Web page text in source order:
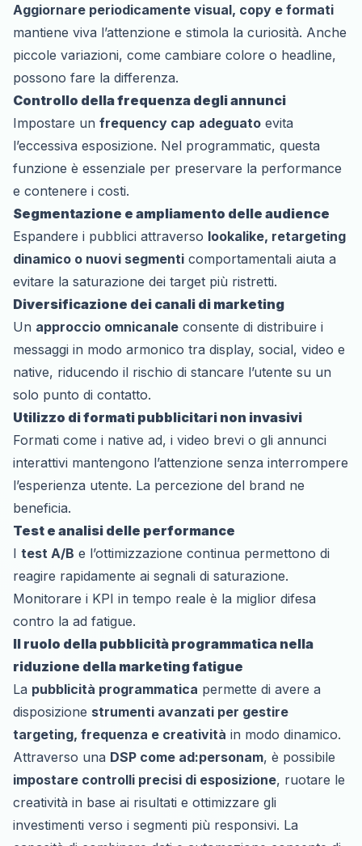
Aggiornare periodicamente visual, copy e formati
mantiene viva l’attenzione e stimola la curiosità. Anche
piccole variazioni, come cambiare colore o headline,
possono fare la differenza.
Controllo della frequenza degli annunci
Impostare un frequency cap adeguato evita
l’eccessiva esposizione. Nel programmatic, questa
funzione è essenziale per preservare la performance
e contenere i costi.
Segmentazione e ampliamento delle audience
Espandere i pubblici attraverso lookalike, retargeting
dinamico o nuovi segmenti comportamentali aiuta a
evitare la saturazione dei target più ristretti.
Diversificazione dei canali di marketing
Un approccio omnicanale consente di distribuire i
messaggi in modo armonico tra display, social, video e
native, riducendo il rischio di stancare l’utente su un
solo punto di contatto.
Utilizzo di formati pubblicitari non invasivi
Formati come i native ad, i video brevi o gli annunci
interattivi mantengono l’attenzione senza interrompere
l’esperienza utente. La percezione del brand ne
beneficia.
Test e analisi delle performance
I test A/B e l’ottimizzazione continua permettono di
reagire rapidamente ai segnali di saturazione.
Monitorare i KPI in tempo reale è la miglior difesa
contro la ad fatigue.
Il ruolo della pubblicità programmatica nella
riduzione della marketing fatigue
La pubblicità programmatica permette di avere a
disposizione strumenti avanzati per gestire
targeting, frequenza e creatività in modo dinamico.
Attraverso una DSP come ad:personam, è possibile
impostare controlli precisi di esposizione, ruotare le
creatività in base ai risultati e ottimizzare gli
investimenti verso i segmenti più responsivi. La